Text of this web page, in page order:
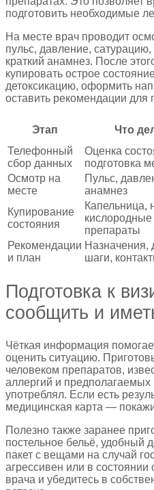
подготовить необходимые
На месте врач проводит
пульс, давление,
краткий анамнез. После
купировать острое
детоксикацию, оформить
оставить рекомендации
Этап Что
Телефонный
сбор данных
Оценка
подготовка
Осмотр на
месте
Пульс,
анамнез
Купирование
состояния
Капельница,
препараты
Рекомендации
и план
Назначения,
шаги,
Подготовка к
сообщить и
Чёткая информация
оценить ситуацию.
человеком препаратов,
аллергий и
употреблял. Если есть
медицинская карта —
Полезно также заранее
постельное бельё, удобный
пакет с вещами на случай
агрессивен или в
врача и убедитесь в